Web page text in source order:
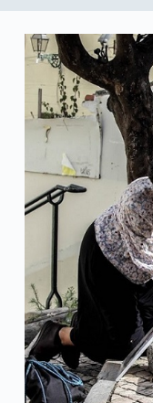
e
n